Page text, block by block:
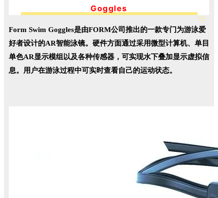
Goggles
Form Swim Goggles是由FORM公司推出的一款专门为游泳爱
好者设计的AR智能泳镜。 硬件方面通过采用微型计算机、单目
单色AR显示模组以及各种传感器，可实现水下叠加显示虚拟信
息。用户在游泳过程中可实时查看自己的运动状态。